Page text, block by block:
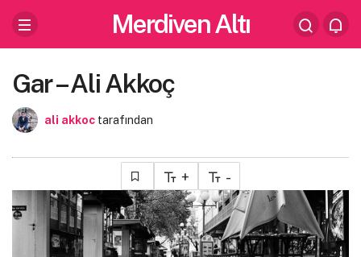
Merdiven Altı
Gar – Ali Akkoç
ali akkoc tarafından
+ -